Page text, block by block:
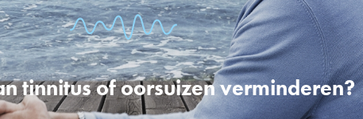
tinnitus of oorsuizen verminderen?